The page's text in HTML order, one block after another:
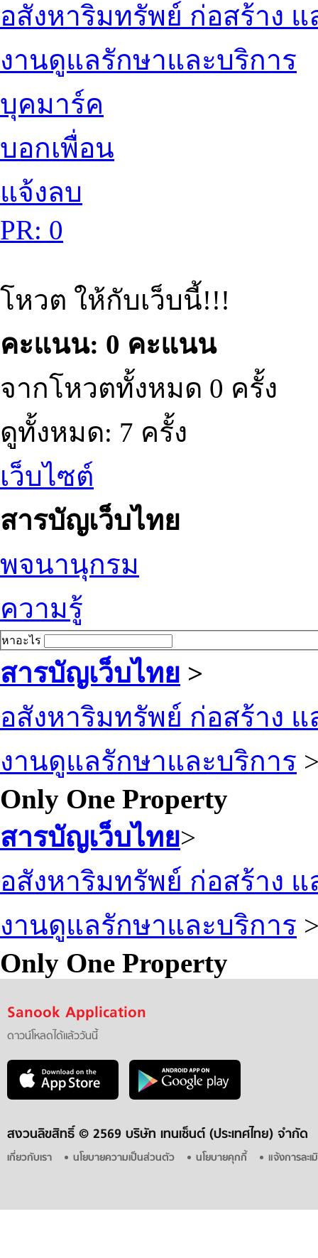
อสังหาริมทรัพย์ ก่อสร้าง
งานดูแลรักษาและบริการ
บุคมาร์ค
บอกเพื่อน
แจ้งลบ
PR: 0
โหวต ให้กับเว็บนี้!!!
คะแนน: 0 คะแนน
จากโหวตทั้งหมด 0 ครั้ง
ดูทั้งหมด: 7 ครั้ง
เว็บไซต์
สารบัญเว็บไทย
พจนานุกรม
ความรู้
หาอะไร
สารบัญเว็บไทย >
อสังหาริมทรัพย์ ก่อสร้าง
งานดูแลรักษาและบริการ
Only One Property
สารบัญเว็บไทย>
อสังหาริมทรัพย์ ก่อสร้าง
งานดูแลรักษาและบริการ
Only One Property
Sanook Application
ดาวน์โหลดได้แล้ววันนี้
สงวนลิขสิทธิ์ © 2569 บริษัท เทนเซ็นต์ (ประเทศไทย) จำกัด
เกี่ยวกับเรา นโยบายความเป็นส่วนตัว นโยบายคุกกี้ แจ้งการละ